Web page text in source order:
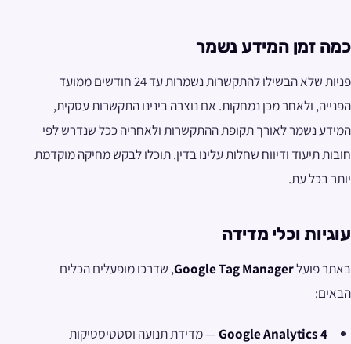
כמה זמן המידע נשמר
פניות שלא הבשילו להתקשרות נשמרות עד 24 חודשים ממועד
הפנייה, ולאחר מכן נמחקות. אם נוצרה בינינו התקשרות עסקית,
המידע נשמר לאורך תקופת ההתקשרות ולאחריה ככל שנדרש לפי
חובות תיעוד ודיווח שחלות עלינו בדין. תוכלו לבקש מחיקה מוקדמת
יותר בכל עת.
עוגיות וכלי מדידה
באתר פועלGoogle Tag Manager, שדרכו מופעלים הכלים
הבאים:
Google Analytics 4— מדידת תנועה וסטטיסטיקות